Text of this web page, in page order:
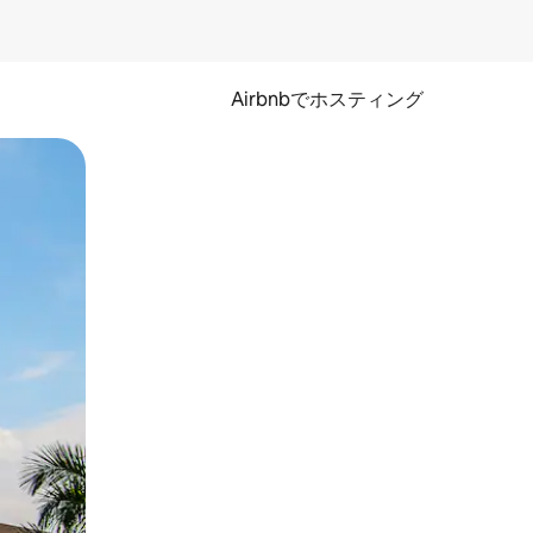
Airbnbでホスティング
できます。